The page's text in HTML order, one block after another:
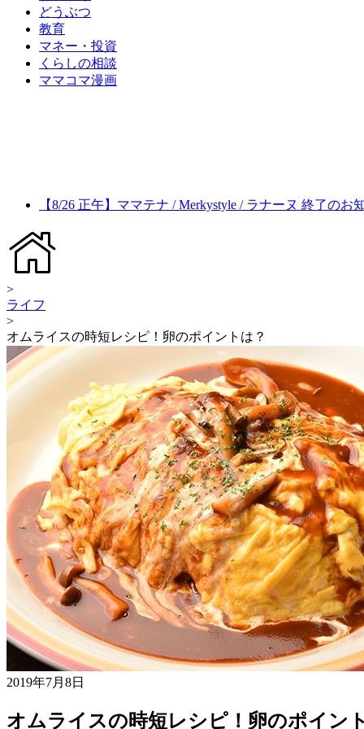
どうぶつ
教育
マネー・投資
くらしの相談
ママコマ漫画
【8/26 正午】ママテナ / Merkystyle / ラナーヌ 終了のお
>
ライフ
>
オムライスの時短レシピ！卵のポイントは？
2019年7月8日
オムライスの時短レシピ！卵のポイン